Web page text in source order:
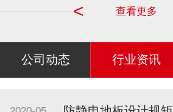
查看更多
<
公司动态 行业资讯